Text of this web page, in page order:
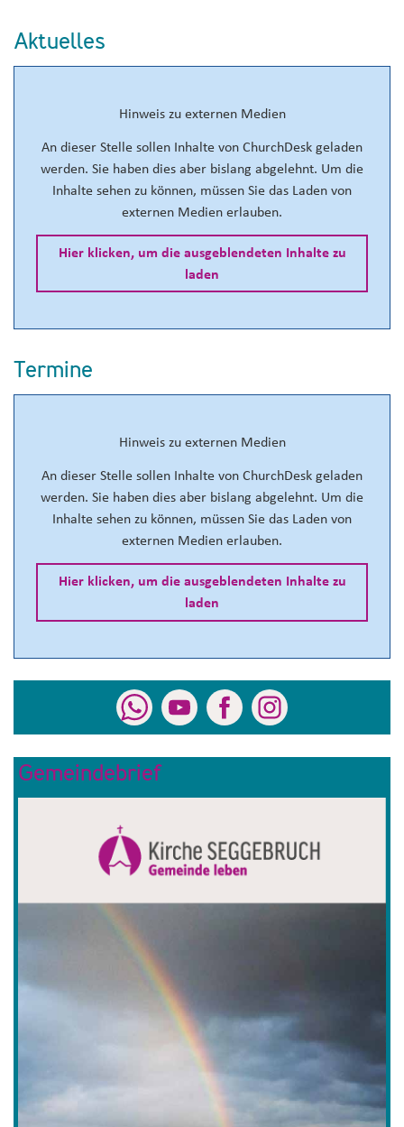
Gemeindebrief
Aktuelles
Hinweis zu externen Medien
An dieser Stelle sollen Inhalte von ChurchDesk geladen
werden. Sie haben dies aber bislang abgelehnt. Um die
Inhalte sehen zu können, müssen Sie das Laden von
externen Medien erlauben.
Hier klicken, um die ausgeblendeten Inhalte zu
laden
Termine
Hinweis zu externen Medien
An dieser Stelle sollen Inhalte von ChurchDesk geladen
werden. Sie haben dies aber bislang abgelehnt. Um die
Inhalte sehen zu können, müssen Sie das Laden von
externen Medien erlauben.
Hier klicken, um die ausgeblendeten Inhalte zu
laden